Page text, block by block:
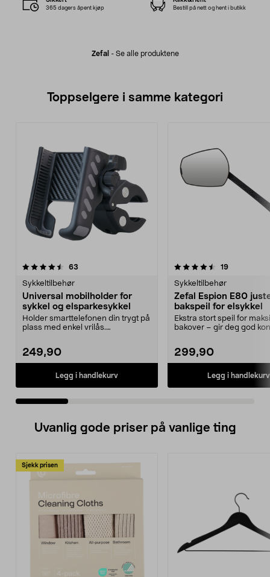
Zefal - Se alle produktene
365 dagers åpent kjøp Bestill på nett og hent i butikk
Toppselgere i samme kategori
63
Sykkeltilbehør
Universal mobilholder for
sykkel og elsparkesykkel
Holder smarttelefonen din trygt på
plass med enkel vrilås.
249,90
Legg i handlekurv
4.5 av 5 stjerner 19anmeldelser
Sykkeltilbehør
Zefal Espion E80
bakspeil for elsykkel
Ekstra stort speil for
bakover – gir deg god
299,90
Legg i handlekurv
4.0 av 5 stjerner
Uvanlig gode priser på vanlige ting
Sjekk prisen